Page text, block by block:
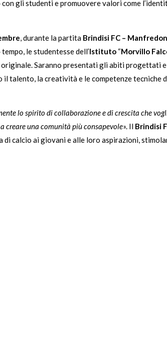
gli studenti e promuovere valori come
, durante la partita Brindisi FC –
le studentesse dell’Istituto “Morvillo
Saranno presentati gli abiti progettati
talento, la creatività e le competenze tecniche
lo spirito di collaborazione e di crescita che
creare una comunità più consapevole». Il Brindisi
calcio ai giovani e alle loro aspirazioni,